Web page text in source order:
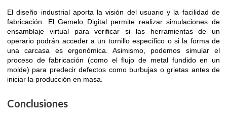
El diseño industrial aporta la visión del usuario y la facilidad de
fabricación. El Gemelo Digital permite realizar simulaciones de
ensamblaje virtual para verificar si las herramientas de un
operario podrán acceder a un tornillo específico o si la forma de
una carcasa es ergonómica. Asimismo, podemos simular el
proceso de fabricación (como el flujo de metal fundido en un
molde) para predecir defectos como burbujas o grietas antes de
iniciar la producción en masa.
Conclusiones